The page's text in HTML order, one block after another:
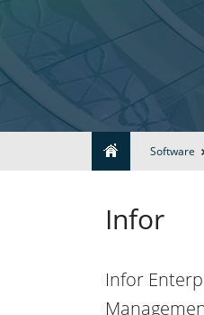
Unternehmen
Lösungen
Referenzen
Software
Software
Infor
Infor